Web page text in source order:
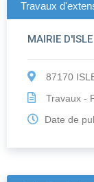
Travaux
MAIRIE D'ISLE
87170
Travaux -
Date de